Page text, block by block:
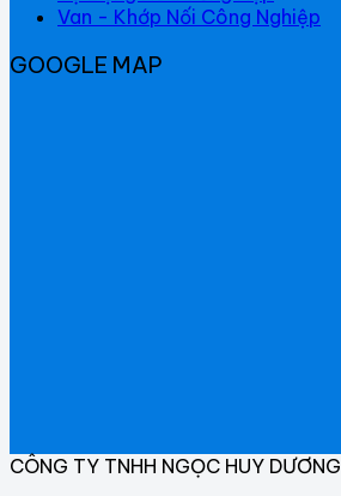
Van - Khớp Nối Công Nghiệp
GOOGLE MAP
CÔNG TY TNHH NGỌC HUY DƯƠNG